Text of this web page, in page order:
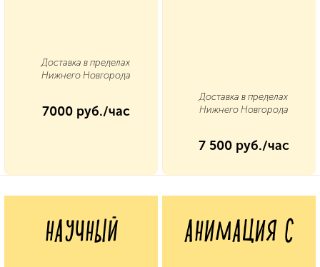
Доставка в пределах
Нижнего Новгорода
7000 руб./час
Доставка в пределах
Нижнего Новгорода
7 500 руб./час
НАУЧНЫЙ АНИМАЦИЯ С